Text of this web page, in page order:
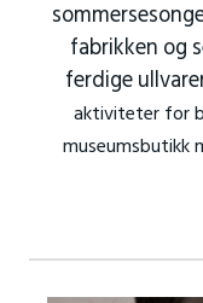
fabrikken og
ferdige
aktiviteter for
museumsbutikk